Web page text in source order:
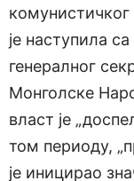
комунистичког
је наступила
генералног
Монголске
власт је
том периоду,
је иницирао